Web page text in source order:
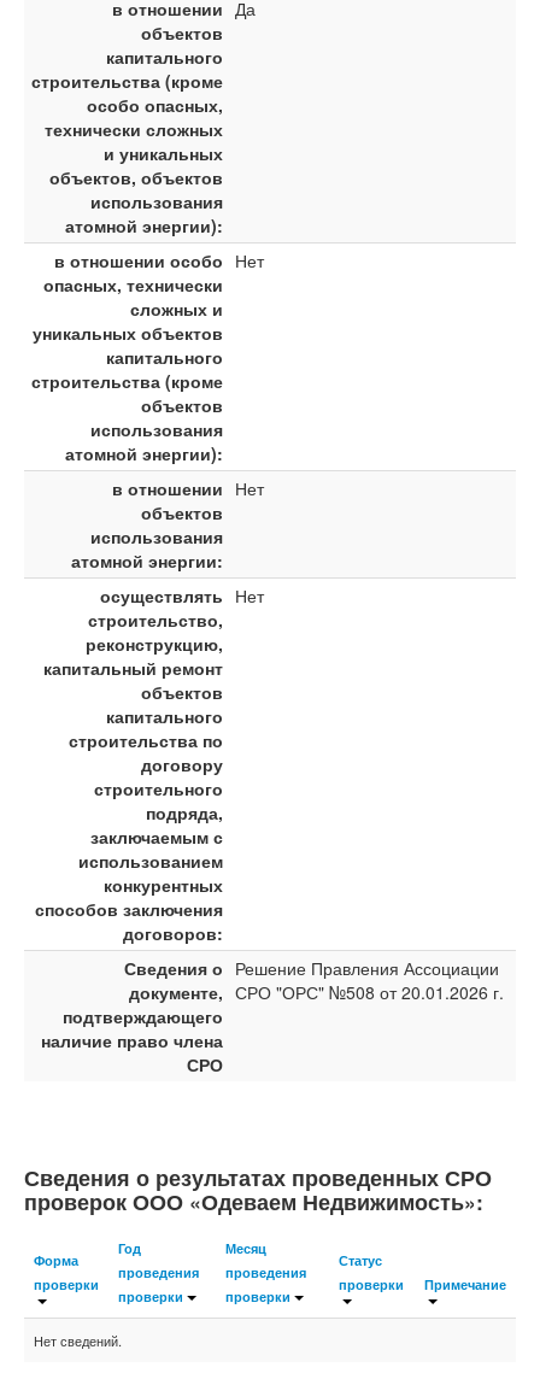
в отношении
объектов
капитального
строительства (кроме
особо опасных,
технически сложных
и уникальных
объектов, объектов
использования
атомной энергии):
Да
в отношении особо
опасных, технически
сложных и
уникальных объектов
капитального
строительства (кроме
объектов
использования
атомной энергии):
Нет
в отношении
объектов
использования
атомной энергии:
Нет
осуществлять
строительство,
реконструкцию,
капитальный ремонт
объектов
капитального
строительства по
договору
строительного
подряда,
заключаемым с
использованием
конкурентных
способов заключения
договоров:
Нет
Сведения о
документе,
подтверждающего
наличие право члена
СРО
Решение Правления Ассоциации
СРО "ОРС" №508 от 20.01.2026 г.
Сведения о результатах проведенных СРО
проверок ООО «Одеваем Недвижимость»:
Форма
проверки
Год
проведения
проверки
Месяц
проведения
проверки
Статус
проверки
Примечание
Нет сведений.